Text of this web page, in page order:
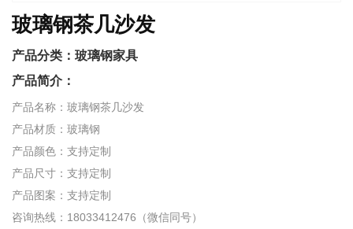
玻璃钢茶几沙发
产品分类： 玻璃钢家具
产品简介：
产品名称：玻璃钢茶几沙发
产品材质：玻璃钢
产品颜色：支持定制
产品尺寸：支持定制
产品图案：支持定制
咨询热线：18033412476（微信同号）